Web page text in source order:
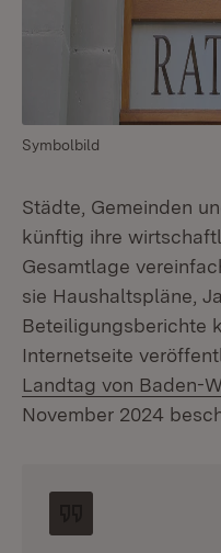
Symbolbild
Städte, Gemeinden
künftig ihre
Gesamtlage
sie Haushaltspläne,
Beteiligungsberichte
Internetseite
Landtag von Baden-
November 2024